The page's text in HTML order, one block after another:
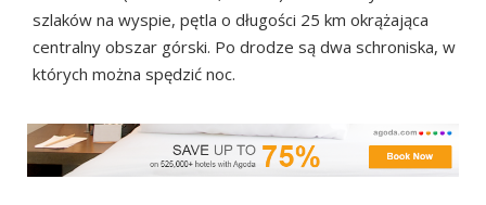
szlaków na wyspie, pętla o długości 25 km okrążająca
centralny obszar górski. Po drodze są dwa schroniska, w
których można spędzić noc.